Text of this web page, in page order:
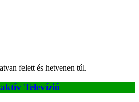
felett és hetvenen túl.
Televízió